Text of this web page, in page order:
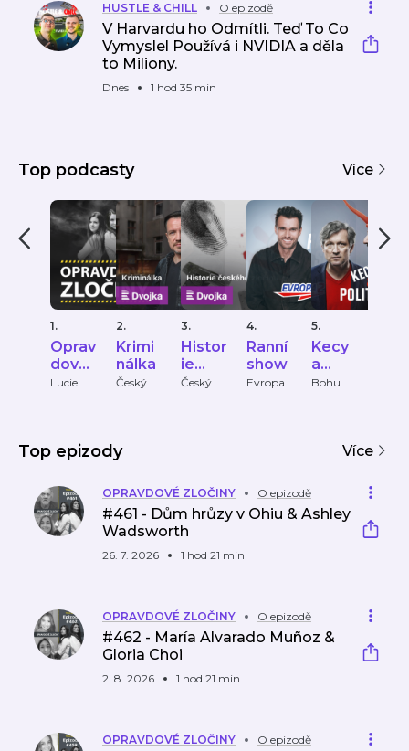
HUSTLE & CHILL O epizodě
V Harvardu ho Odmítli. Teď To Co
Vymyslel Používá i NVIDIA a děla
to Miliony.
Dnes 1 hod 35 min
Top podcasty Více
1.
Oprav
dové
zločin
Lucie
2.
Krimi
nálka
Český
3.
Histor
ie
české
Český
4.
Ranní
show
Evropa
5.
Kecy
a
politik
Bohumil
Top epizody Více
OPRAVDOVÉ ZLOČINY O epizodě
#461 - Dům hrůzy v Ohiu & Ashley
Wadsworth
26. 7. 2026 1 hod 21 min
OPRAVDOVÉ ZLOČINY O epizodě
#462 - María Alvarado Muñoz &
Gloria Choi
2. 8. 2026 1 hod 21 min
OPRAVDOVÉ ZLOČINY O epizodě